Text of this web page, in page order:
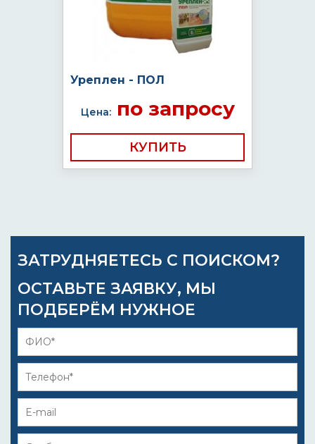
Уреплен - ПОЛ
Цена:по запросу
КУПИТЬ
ЗАТРУДНЯЕТЕСЬ С ПОИСКОМ?
ОСТАВЬТЕ ЗАЯВКУ, МЫ
ПОДБЕРЁМ НУЖНОЕ